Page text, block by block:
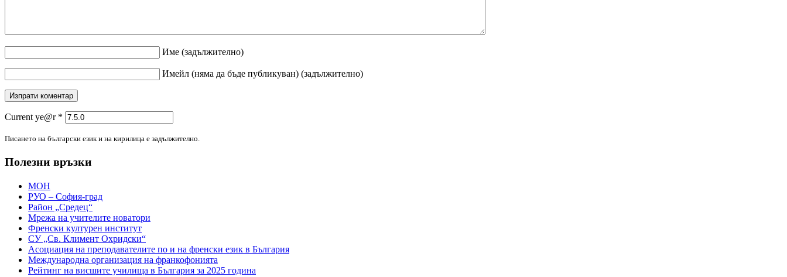
Име (задължително)
Имейл (няма да бъде публикуван) (задължително)
Current ye@r *
Писането на български език и на кирилица е задължително.
Полезни връзки
МОН
РУО – София-град
Район „Средец“
Мрежа на учителите новатори
Френски културен институт
СУ „Св. Климент Охридски“
Асоциация на преподавателите по и на френски език в България
Международна организация на франкофонията
Рейтинг на висшите училища в България за 2025 година